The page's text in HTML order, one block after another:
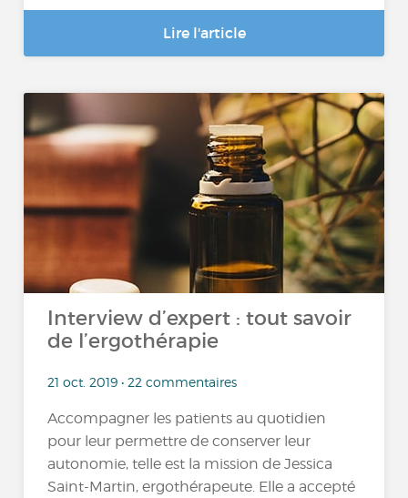
Lire l'article
Interview d’expert : tout savoir
de l’ergothérapie
21 oct. 2019 • 22 commentaires
Accompagner les patients au quotidien
pour leur permettre de conserver leur
autonomie, telle est la mission de Jessica
Saint-Martin, ergothérapeute. Elle a accepté